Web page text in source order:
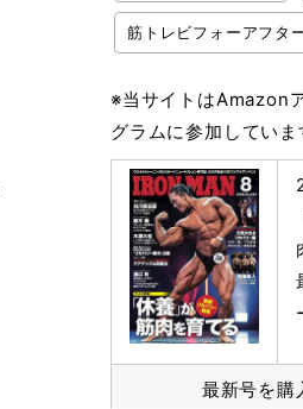
筋トレビフォーアフタ
※当サイトはAmazon
グラムに参加していま
最新号を購